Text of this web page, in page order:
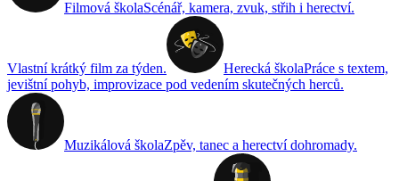
Filmová školaScénář, kamera, zvuk, střih i herectví.
Vlastní krátký film za týden. Herecká školaPráce s textem,
jevištní pohyb, improvizace pod vedením skutečných herců.
Muzikálová školaZpěv, tanec a herectví dohromady.